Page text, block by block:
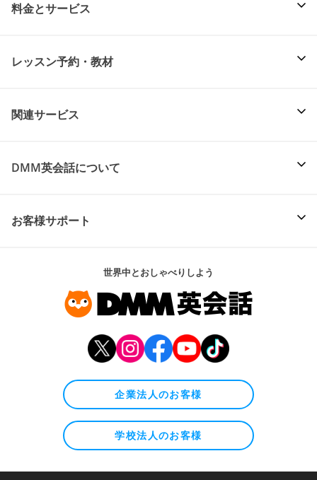
料金とサービス
レッスン予約・教材
関連サービス
DMM英会話について
お客様サポート
世界中とおしゃべりしよう
企業法人のお客様
学校法人のお客様